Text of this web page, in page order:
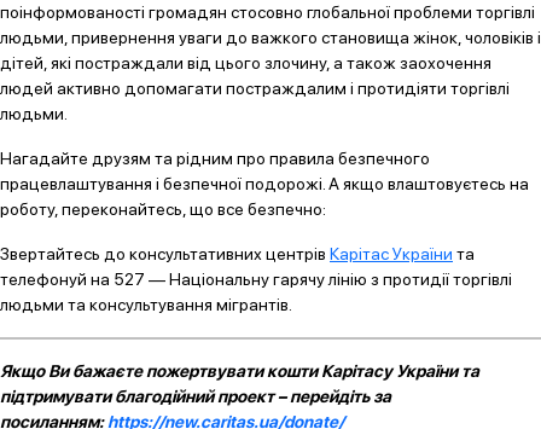
поінформованості громадян стосовно глобальної проблеми торгівлі
людьми, привернення уваги до важкого становища жінок, чоловіків і
дітей, які постраждали від цього злочину, а також заохочення
людей активно допомагати постраждалим і протидіяти торгівлі
людьми.
Нагадайте друзям та рідним про правила безпечного
працевлаштування і безпечної подорожі. А якщо влаштовуєтесь на
роботу, переконайтесь, що все безпечно:
Звертайтесь до консультативних центрів Карітас України та
телефонуй на 527 — Національну гарячу лінію з протидії торгівлі
людьми та консультування мігрантів.
Якщо Ви бажаєте пожертвувати кошти Карітасу України та
підтримувати благодійний проект – перейдіть за
посиланням:https://new.caritas.ua/donate/